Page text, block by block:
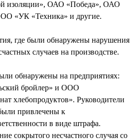
изоляции», ОАО «Победа», ОАО
«УК «Техника» и другие.
где были обнаружены нарушения
случаев на производстве.
обнаружены на предприятиях:
бройлер» и ООО
хлебопродуктов». Руководители
привлечены к
в виде штрафа.
сокрытого несчастного случая со